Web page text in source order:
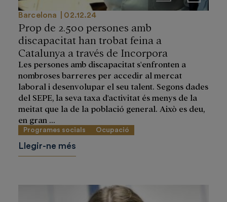
Barcelona 02.12.24
Prop de 2.500 persones amb
discapacitat han trobat feina a
Catalunya a través de Incorpora
Les persones amb discapacitat s'enfronten a
nombroses barreres per accedir al mercat
laboral i desenvolupar el seu talent. Segons dades
del SEPE, la seva taxa d'activitat és menys de la
meitat que la de la població general. Això es deu,
en gran ...
Programes socials Ocupació
Llegir-ne més